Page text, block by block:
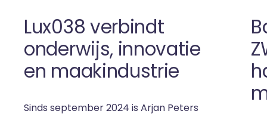
Lux038 verbindt
onderwijs, innovatie
en maakindustrie
Sinds september 2024 is Arjan Peters